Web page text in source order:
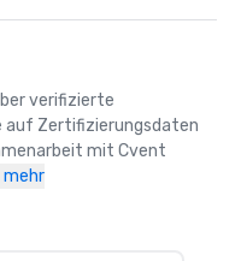
Unternehmen, für die
des Jahres
3 der besten
(über 1.000
verifizierte
auf Zertifizierungsdaten
mit Cvent
mehr